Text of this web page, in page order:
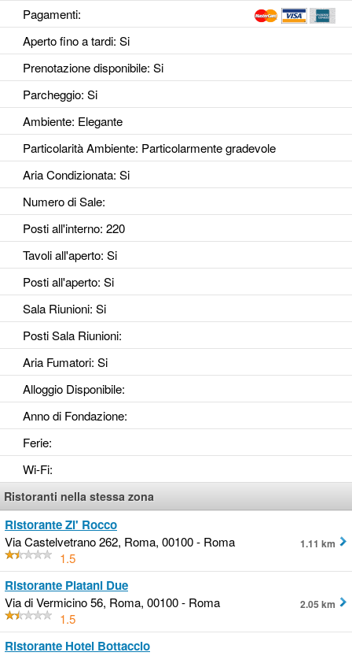
Pagamenti:
Aperto fino a tardi: Si
Prenotazione disponibile: Si
Parcheggio: Si
Ambiente: Elegante
Particolarità Ambiente: Particolarmente gradevole
Aria Condizionata: Si
Numero di Sale:
Posti all'interno: 220
Tavoli all'aperto: Si
Posti all'aperto: Si
Sala Riunioni: Si
Posti Sala Riunioni:
Aria Fumatori: Si
Alloggio Disponibile:
Anno di Fondazione:
Ferie:
Wi-Fi:
Ristoranti nella stessa zona
Ristorante Zi' Rocco
Via Castelvetrano 262, Roma, 00100 - Roma
1.5
1.11 km
Ristorante Platani Due
Via di Vermicino 56, Roma, 00100 - Roma
1.5
2.05 km
Ristorante Hotel Bottaccio